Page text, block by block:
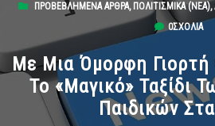
ΠΡΟΒΕΒΛΗΜΈΝΑ ΆΡΘΡΑ, ΠΟΛΙΤΙΣΜΙΚΆ (ΝΕΑ),
0ΣΧΌΛΙΑ
Με Μια Όμορφη
Το «μαγικό» Ταξίδι
Παιδικών